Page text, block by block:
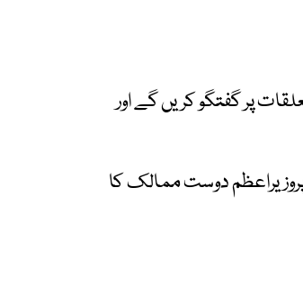
دوطرفہ تعلقات پر گفتگو کریں گے اور
دوست ممالک کا